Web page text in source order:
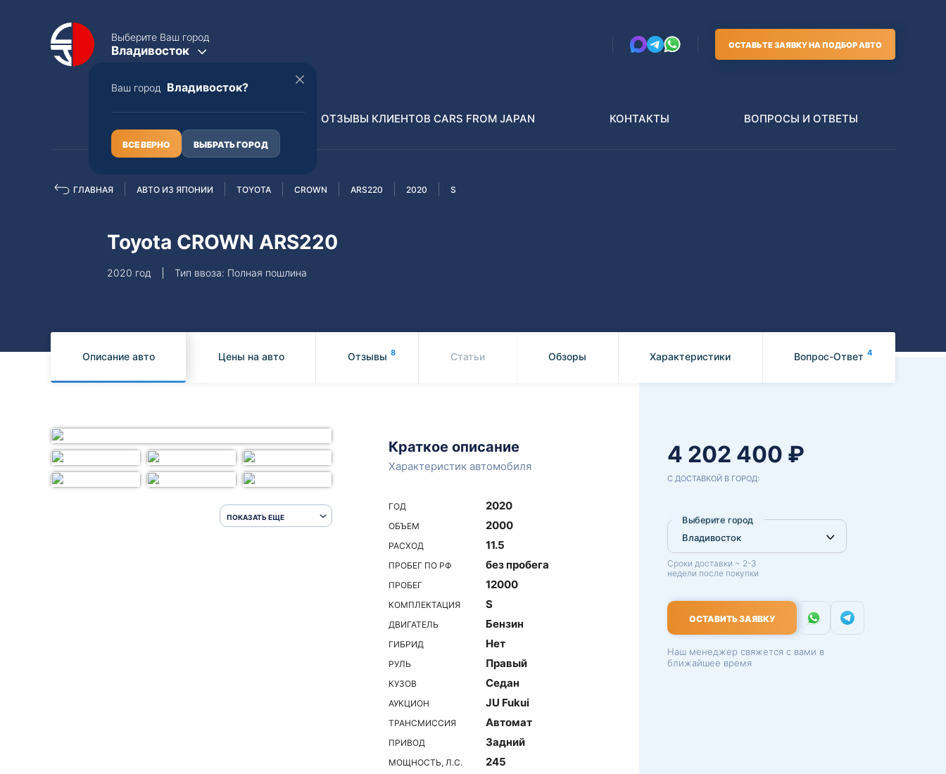
Выберите Ваш город
Владивосток
Ваш город Владивосток?
ВСЕ ВЕРНО ВЫБРАТЬ ГОРОД
ОСТАВЬТЕ ЗАЯВКУ НА ПОДБОР АВТО
Полная пошлина
Subaru
Распилы и конструкторы
ОТЗЫВЫ КЛИЕНТОВ CARS FROM JAPAN КОНТАКТЫ ВОПРОСЫ И ОТВЕТЫ
ГЛАВНАЯ АВТО ИЗ ЯПОНИИ TOYOTA CROWN ARS220 2020 S
Toyota CROWN ARS220
2020 год Тип ввоза: Полная пошлина
Описание авто Цены на авто Отзывы 8 Статьи Обзоры Характеристики Вопрос-Ответ 4
ПОКАЗАТЬ ЕЩЕ
Краткое описание
Характеристик автомобиля
ГОД 2020
ОБЪЕМ 2000
РАСХОД 11.5
ПРОБЕГ ПО РФ без пробега
ПРОБЕГ 12000
КОМПЛЕКТАЦИЯ S
ДВИГАТЕЛЬ Бензин
ГИБРИД Нет
РУЛЬ Правый
КУЗОВ Седан
АУКЦИОН JU Fukui
ТРАНСМИССИЯ Автомат
ПРИВОД Задний
МОЩНОСТЬ, Л.С. 245
4 202 400 ₽
С ДОСТАВКОЙ В ГОРОД:
Выберите город
Сроки доставки ~ 2-3
недели после покупки
ОСТАВИТЬ ЗАЯВКУ
Наш менеджер свяжется с вами в
ближайшее время